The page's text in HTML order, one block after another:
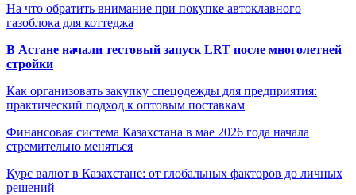
На что обратить внимание при покупке автоклавного
газоблока для коттеджа
В Астане начали тестовый запуск LRT после многолетней
стройки
Как организовать закупку спецодежды для предприятия:
практический подход к оптовым поставкам
Финансовая система Казахстана в мае 2026 года начала
стремительно меняться
Курс валют в Казахстане: от глобальных факторов до личных
решений